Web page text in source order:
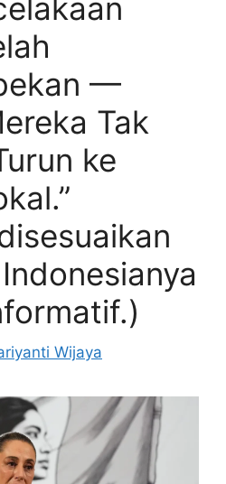
—
Tak
ke
Wijaya